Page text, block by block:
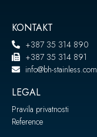
KONTAKT
+387 35 314 890
+387 35 314 891
info@bh-stainless.com
LEGAL
Pravila privatnosti
Reference